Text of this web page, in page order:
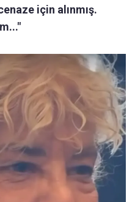
için alınmış.